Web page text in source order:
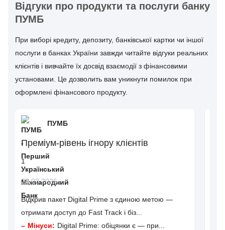
Відгуки про продукти та послуги банку
ПУМБ
При виборі кредиту, депозиту, банківської картки чи іншої
послуги в банках України завжди читайте відгуки реальних
клієнтів і вивчайте їх досвід взаємодії з фінансовими
установами. Це дозволить вам уникнути помилок при
оформлені фінансового продукту.
ПУМБ
Преміум-рівень ігнору клієнтів
1
26.03.2026
Відкрив пакет Digital Prime з єдиною метою —
отримати доступ до Fast Track і біз...
Мінуси: Digital Prime: обіцянки є — при...